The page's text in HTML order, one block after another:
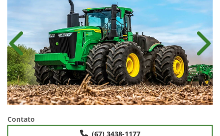
Anterior
Contato
(67) 3438-1177